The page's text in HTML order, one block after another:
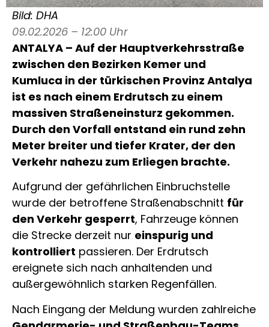
Bild: DHA
09.02.2026 – 12:00 Uhr
ANTALYA – Auf der Hauptverkehrsstraße
zwischen den Bezirken Kemer und
Kumluca in der türkischen Provinz Antalya
ist es nach einem Erdrutsch zu einem
massiven Straßeneinsturz gekommen.
Durch den Vorfall entstand ein rund zehn
Meter breiter und tiefer Krater, der den
Verkehr nahezu zum Erliegen brachte.
Aufgrund der gefährlichen Einbruchstelle
wurde der betroffene Straßenabschnitt für
den Verkehr gesperrt, Fahrzeuge können
die Strecke derzeit nur einspurig und
kontrolliert passieren. Der Erdrutsch
ereignete sich nach anhaltenden und
außergewöhnlich starken Regenfällen.
Nach Eingang der Meldung wurden zahlreiche